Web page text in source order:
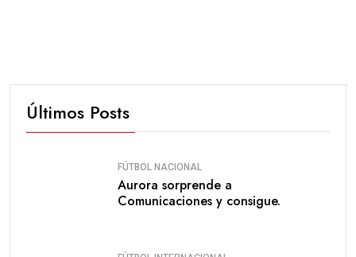
Últimos Posts
FÚTBOL NACIONAL
Aurora sorprende a
Comunicaciones y consigue.